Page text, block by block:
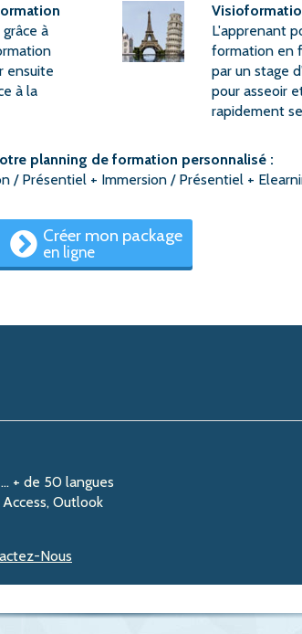
à
ensuite
à la
L'apprenant
formation en
par un stage
pour asseoir
rapidement
planning de formation personnalisé :
/ Présentiel + Immersion / Présentiel +
Créer mon package
en ligne
+ de 50 langues
Outlook
Nous